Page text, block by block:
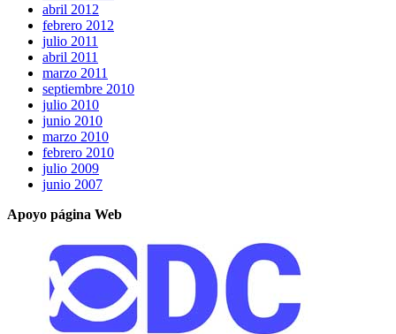
abril 2012
febrero 2012
julio 2011
abril 2011
marzo 2011
septiembre 2010
julio 2010
junio 2010
marzo 2010
febrero 2010
julio 2009
junio 2007
Apoyo página Web